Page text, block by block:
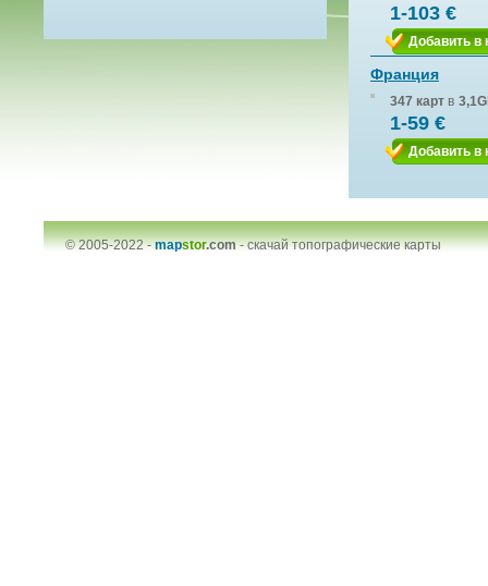
1-103 €
Добавить в
Франция
347 карт в
1-59 €
Добавить в
© 2005-2022 -mapstor.com-скачай топографические карты